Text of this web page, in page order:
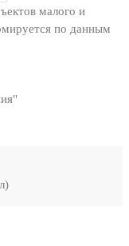
малого и
по данным